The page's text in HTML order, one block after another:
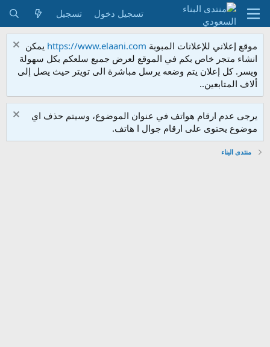
تسجيل دخول تسجيل
موقع إعلاني للإعلانات المبوبة https://www.elaani.com يمكن
انشاء متجر خاص بكم في الموقع لعرض جميع سلعكم بكل سهولة
ويسر. كل إعلان يتم وضعه يرسل مباشرة الى تويتر حيث يصل إلى
ألاف المتابعين..
يرجى عدم ارقام هواتف في عنوان الموضوع، وسيتم حذف اي
موضوع يحتوى على ارقام جوال ا هاتف.
منتدى البناء